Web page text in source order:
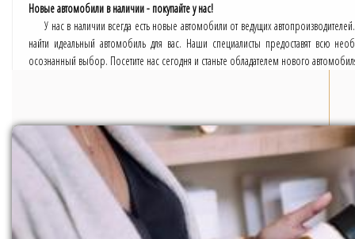
Новые автомобили в наличии - покупайте у нас!
У нас в наличии всегда есть новые автомобили от ведущих
найти идеальный автомобиль для вас. Наши специалисты предоставят всю
осознанный выбор. Посетите нас сегодня и станьте обладателем нового